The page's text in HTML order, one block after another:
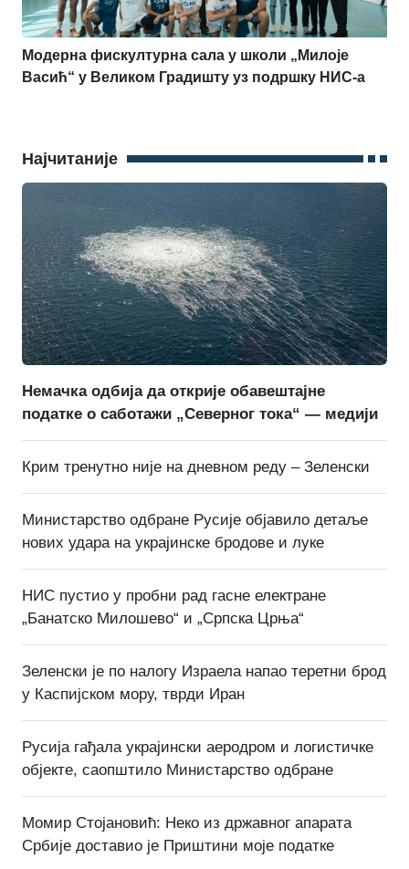
Модерна фискултурна сала у школи „Милоје
Васић“ у Великом Градишту уз подршку НИС-а
Најчитаније
Немачка одбија да открије обавештајне
податке о саботажи „Северног тока“ — медији
Крим тренутно није на дневном реду – Зеленски
Министарство одбране Русије објавило детаље
нових удара на украјинске бродове и луке
НИС пустио у пробни рад гасне електране
„Банатско Милошево“ и „Српска Црња“
Зеленски је по налогу Израела напао теретни брод
у Каспијском мору, тврди Иран
Русија гађала украјински аеродром и логистичке
објекте, саопштило Министарство одбране
Момир Стојановић: Неко из државног апарата
Србије доставио је Приштини моје податке